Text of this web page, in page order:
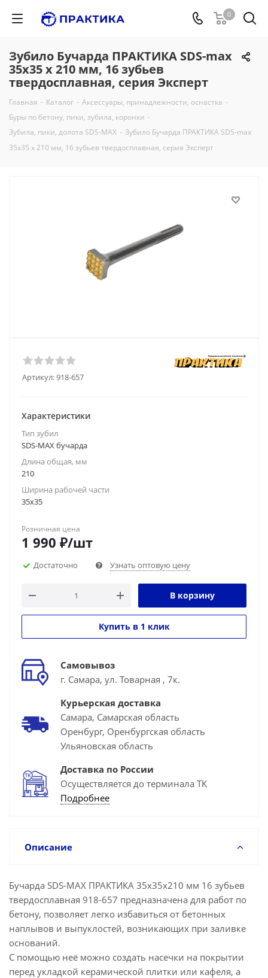
0
Зубило Бучарда ПРАКТИКА SDS-max
35х35 х 210 мм, 16 зубьев
твердосплавная, серия Эксперт
Главная - Каталог - Аксессуары, принадлежности, оснастка -
Буры по бетону, пики, зубила, коронки -
Зубила, пики, долота SDS-MAX - Зубило Бучарда ПРАКТИКА SDS-max
35х35 х 210 мм, 16 зубьев твердосплавная, серия Эксперт
Артикул:918-657
Характеристики
Тип зубил
SDS-MAX бучарда
Длина общая, мм
210
Ширина рабочей части
35x35
Розничная цена
1 990 ₽/шт
Достаточно Узнать оптовую цену
В корзину
Купить в 1 клик
Самовывоз
г. Самара, ул. Товарная , 7к.
Курьерская доставка
Самара, Самарская область
Оренбург, Оренбургская область
Ульяновская область
Доставка по России
Осуществляется до терминала ТК
Подробнее
Описание
Бучарда SDS-MAX ПРАКТИКА 35х35х210 мм 16 зубьев
твердосплавная 918-657 предназначена для работ по
бетону, позволяет легко избавиться от бетонных
наплывов и выпуклостей, возникающих при заливке
оснований.
С помощью неё можно создать насечки на покрытии
перед укладкой керамической плитки или кафеля, а